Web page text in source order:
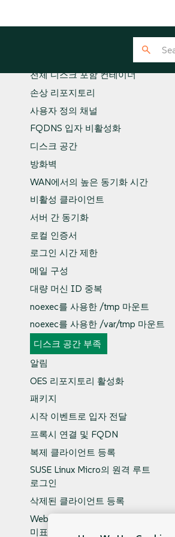
수명 종료 제품을 위한 부트스트랩
전체 디스크 포함 컨테이너
손상 리포지토리
사용자 정의 채널
FQDNS 입자 비활성화
디스크 공간
방화벽
WAN에서의 높은 동기화 시간
비활성 클라이언트
서버 간 동기화
로컬 인증서
로그인 시간 제한
메일 구성
대량 머신 ID 중복
noexec를 사용한 /tmp 마운트
noexec를 사용한 /var/tmp 마운트
디스크 공간 부족
알림
OES 리포지토리 활성화
패키지
시작 이벤트로 입자 전달
프록시 연결 및 FQDN
복제 클라이언트 등록
SUSE Linux Micro의 원격 루트
로그인
삭제된 클라이언트 등록
Web UI에서 등록 실패 및 오류
미표시